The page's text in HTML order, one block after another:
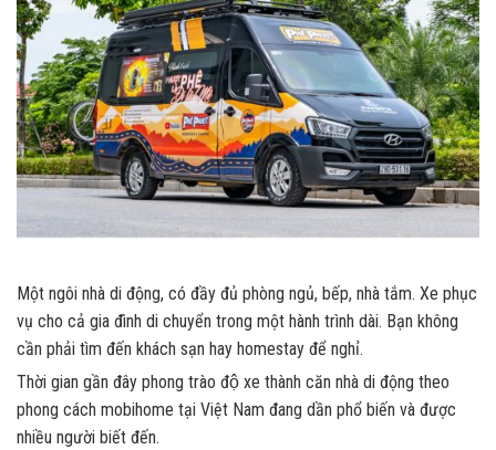
Một ngôi nhà di động, có đầy đủ phòng ngủ, bếp, nhà tắm. Xe phục
vụ cho cả gia đình di chuyển trong một hành trình dài. Bạn không
cần phải tìm đến khách sạn hay homestay để nghỉ.
Thời gian gần đây phong trào độ xe thành căn nhà di động theo
phong cách mobihome tại Việt Nam đang dần phổ biến và được
nhiều người biết đến.